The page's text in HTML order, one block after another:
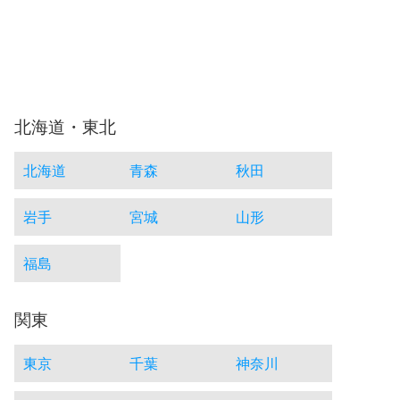
北海道・東北
北海道 青森 秋田
岩手 宮城 山形
福島
関東
東京 千葉 神奈川